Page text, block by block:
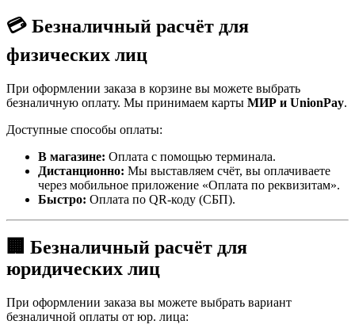
💳 Безналичный расчёт для
физических лиц
При оформлении заказа в корзине вы можете выбрать
безналичную оплату. Мы принимаем карты МИР и UnionPay.
Доступные способы оплаты:
В магазине: Оплата с помощью терминала.
Дистанционно: Мы выставляем счёт, вы оплачиваете
через мобильное приложение «Оплата по реквизитам».
Быстро: Оплата по QR-коду (СБП).
🏢 Безналичный расчёт для
юридических лиц
При оформлении заказа вы можете выбрать вариант
безналичной оплаты от юр. лица: